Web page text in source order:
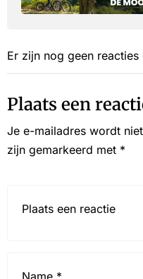
Er zijn nog geen reacties
Plaats een
Je e-mailadres wordt
zijn gemarkeerd met *